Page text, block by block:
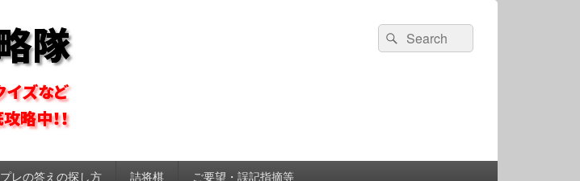
検
索:
検
索
レの答えの探し方 詰将棋 ご要望・誤記指摘等